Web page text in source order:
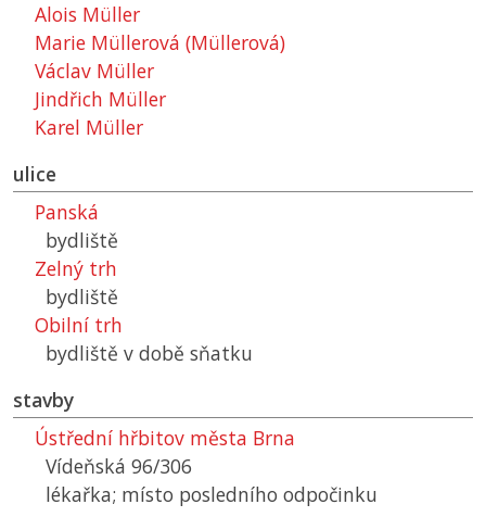
Alois Müller
Marie Müllerová (Müllerová)
Václav Müller
Jindřich Müller
Karel Müller
ulice
Panská
bydliště
Zelný trh
bydliště
Obilní trh
bydliště v době sňatku
stavby
Ústřední hřbitov města Brna
Vídeňská 96/306
lékařka; místo posledního odpočinku